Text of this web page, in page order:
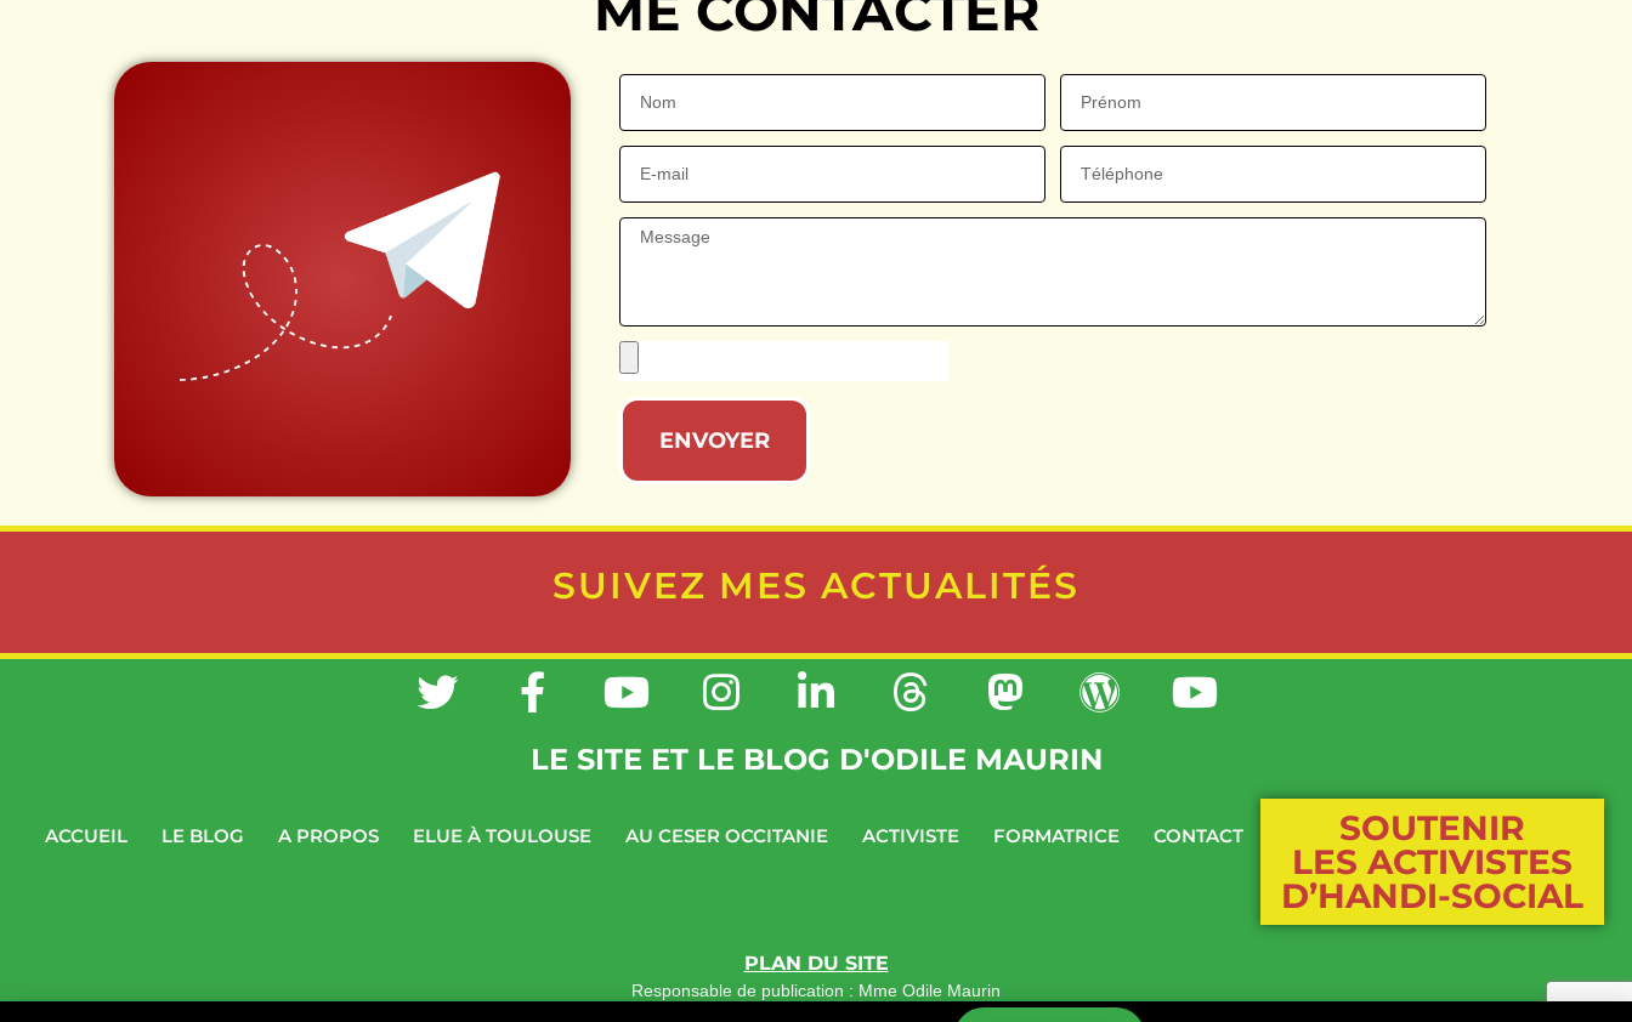
ENVOYER
SUIVEZ MES ACTUALITÉS
LE SITE ET LE BLOG D'ODILE MAURIN
ACCUEIL LE BLOG A PROPOS ELUE À TOULOUSE AU CESER OCCITANIE ACTIVISTE FORMATRICE CONTACT
SOUTENIR
LES ACTIVISTES
D’HANDI-SOCIAL
PLAN DU SITE
Responsable de publication : Mme Odile Maurin
Hébergement par OVH